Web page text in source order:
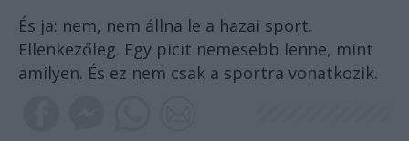
És ja: nem, nem állna le a hazai sport.
Ellenkezőleg. Egy picit nemesebb lenne, mint
amilyen. És ez nem csak a sportra vonatkozik.